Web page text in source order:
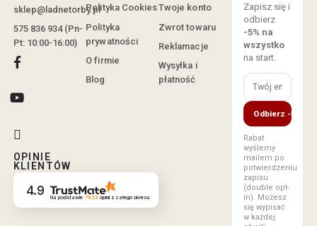
sklep@ladnetorby.pl
575 836 934 (Pn-
Pt: 10:00-16:00)
OPINIE
KLIENTÓW
4.9 Na podstawie 7833 opinii z całego okresu
Polityka Cookies
Polityka
prywatności
O firmie
Blog
Twoje konto
Zwrot towaru
Reklamacje
Wysyłka i
płatność
Zapisz się i
odbierz
-5% na
wszystko
na start.
Odbierz -5%
Rabat
wyślemy
mailem po
potwierdzeniu
zapisu
(double opt-
in). Możesz
się wypisać
w każdej